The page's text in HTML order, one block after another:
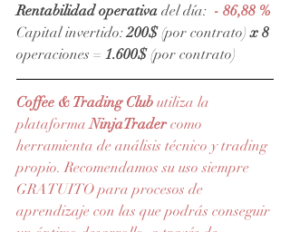
Rentabilidad operativa del día: - 86,88 %
Capital invertido: 200$ (por contrato) x 8
operaciones = 1.600$ (por contrato)
Coffee & Trading Club utiliza la
plataforma NinjaTrader como
herramienta de análisis técnico y trading
propio. Recomendamos su uso siempre
GRATUITO para procesos de
aprendizaje con las que podrás conseguir